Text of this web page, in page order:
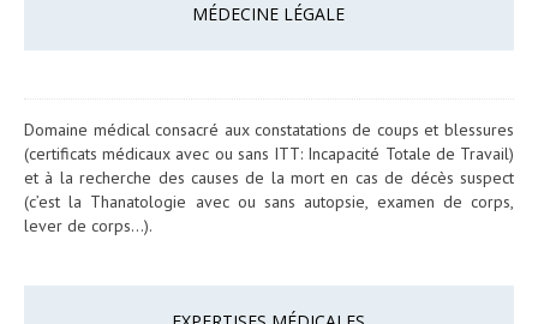
MÉDECINE LÉGALE
Domaine médical consacré aux constatations de coups et blessures
(certificats médicaux avec ou sans ITT: Incapacité Totale de Travail)
et à la recherche des causes de la mort en cas de décès suspect
(c’est la Thanatologie avec ou sans autopsie, examen de corps,
lever de corps…).